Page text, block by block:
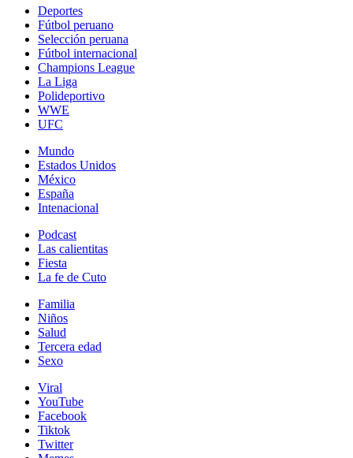
Deportes
Fútbol peruano
Selección peruana
Fútbol internacional
Champions League
La Liga
Polideportivo
WWE
UFC
Mundo
Estados Unidos
México
España
Intenacional
Podcast
Las calientitas
Fiesta
La fe de Cuto
Familia
Niños
Salud
Tercera edad
Sexo
Viral
YouTube
Facebook
Tiktok
Twitter